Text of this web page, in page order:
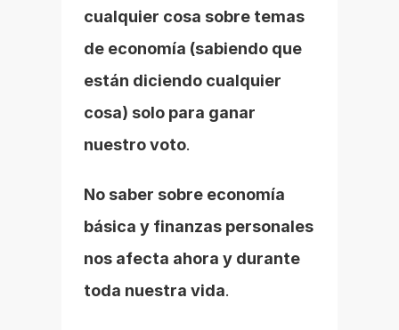
cualquier cosa sobre temas
de economía (sabiendo que
están diciendo cualquier
cosa) solo para ganar
nuestro voto.
No saber sobre economía
básica y finanzas personales
nos afecta ahora y durante
toda nuestra vida.